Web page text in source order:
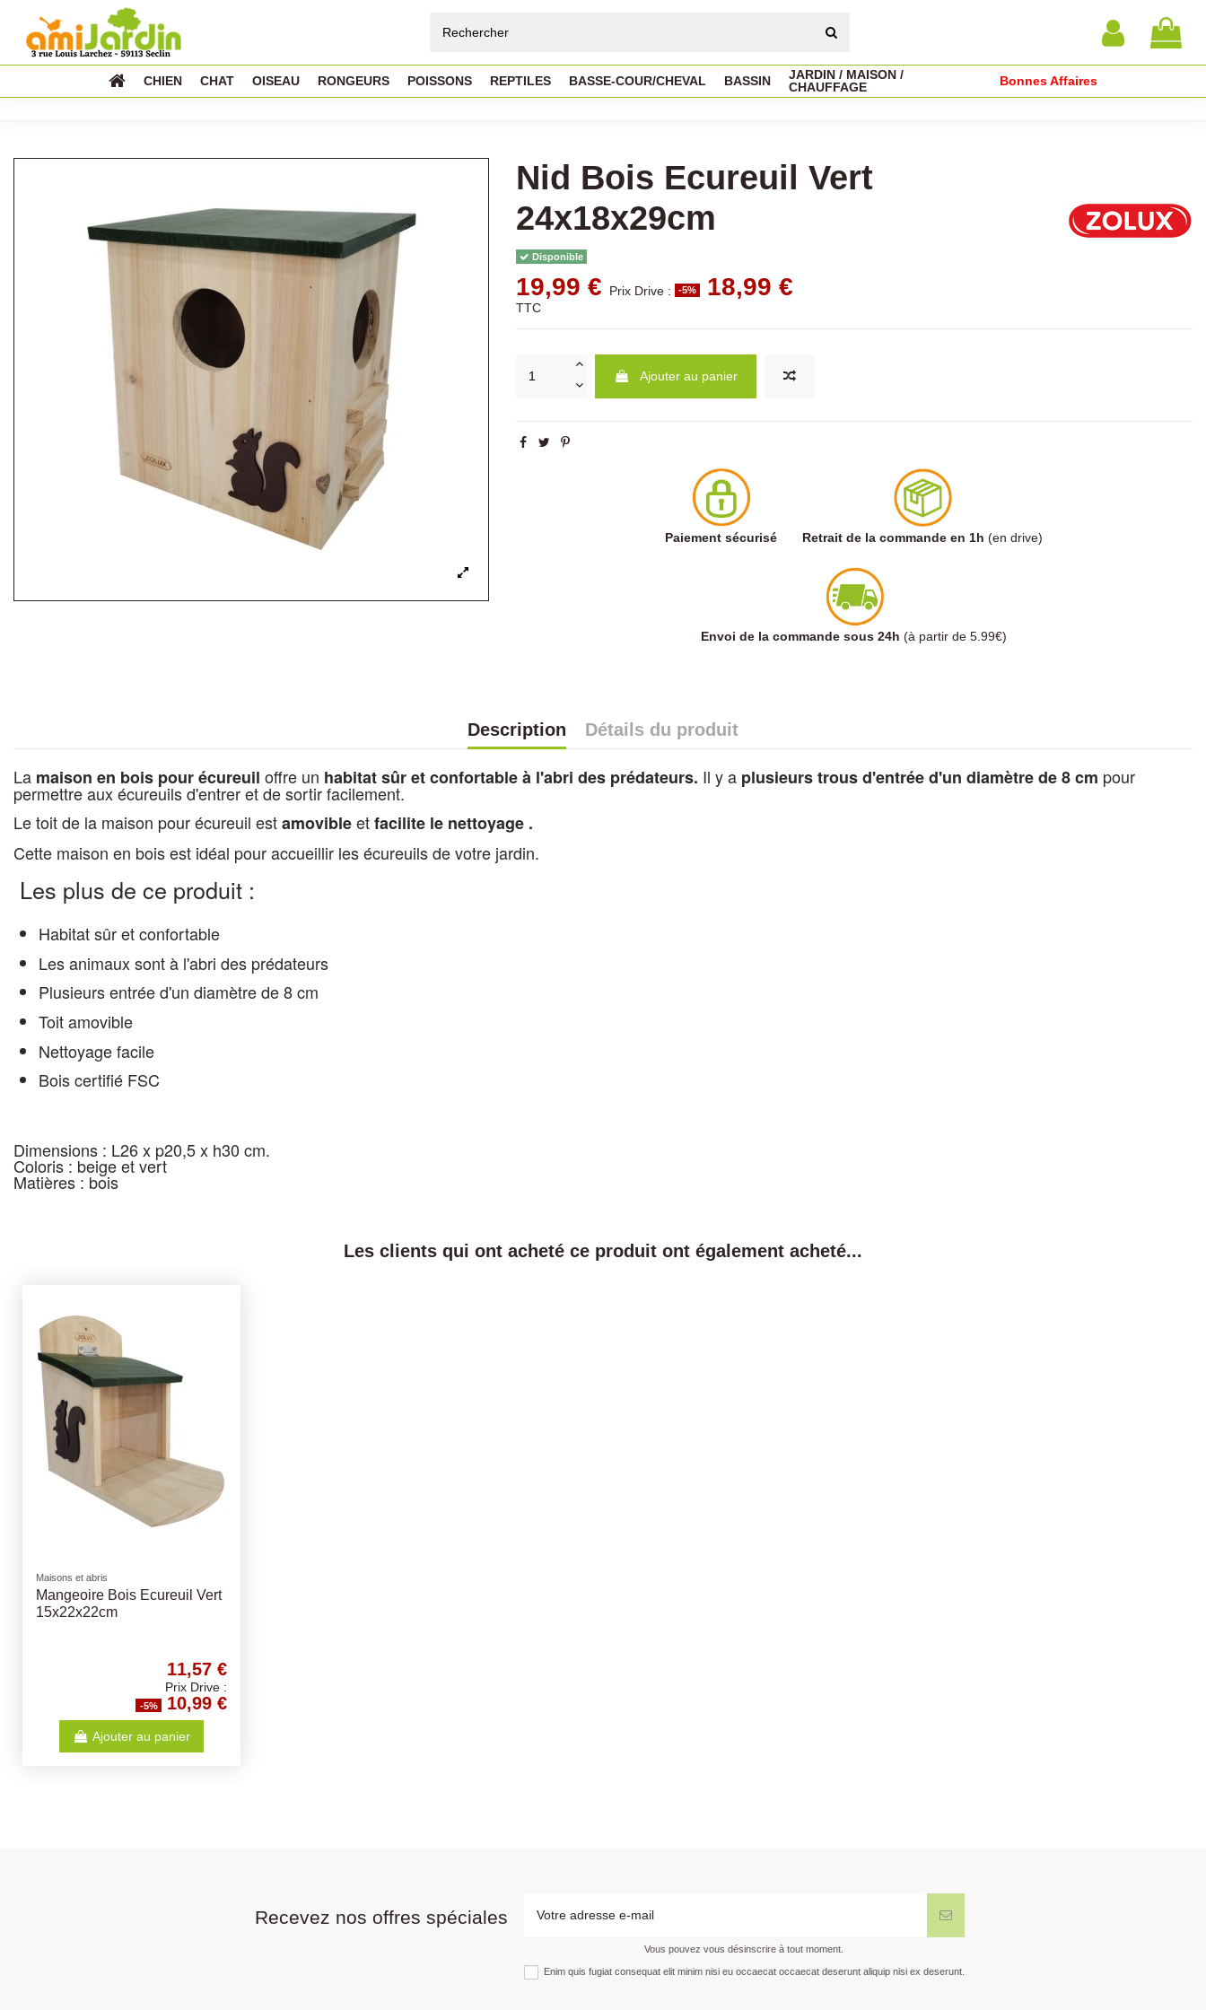
CHIEN CHAT OISEAU RONGEURS POISSONS REPTILES BASSE-COUR/CHEVAL BASSIN
JARDIN / MAISON /
CHAUFFAGE
Bonnes Affaires
Nid Bois Ecureuil Vert
24x18x29cm
Disponible
19,99 € Prix Drive : -5% 18,99 €
TTC
Ajouter au panier
Paiement sécurisé Retrait de la commande en 1h (en drive)
Envoi de la commande sous 24h (à partir de 5.99€)
Description Détails du produit
La maison en bois pour écureuil offre un habitat sûr et confortableà l'abri des prédateurs. Il y a plusieurs trous d'entrée d'un diamètre de 8 cm pour
permettre aux écureuils d'entrer et de sortir facilement.
Le toit de la maison pour écureuil estamovibleetfacilite le nettoyage .
Cette maison en bois est idéal pour accueillir les écureuils de votre jardin.
Les plus de ce produit :
Habitat sûr et confortable
Les animaux sont à l'abri des prédateurs
Plusieurs entrée d'un diamètre de 8 cm
Toit amovible
Nettoyage facile
Bois certifié FSC
Dimensions : L26 x p20,5 x h30 cm.
Coloris : beige et vert
Matières : bois
Les clients qui ont acheté ce produit ont également acheté...
Maisons et abris
Mangeoire Bois Ecureuil Vert
15x22x22cm
11,57 €
Prix Drive :
-5% 10,99 €
Ajouter au panier
Recevez nos offres spéciales
Vous pouvez vous désinscrire à tout moment.
Enim quis fugiat consequat elit minim nisi eu occaecat occaecat deserunt aliquip nisi ex deserunt.